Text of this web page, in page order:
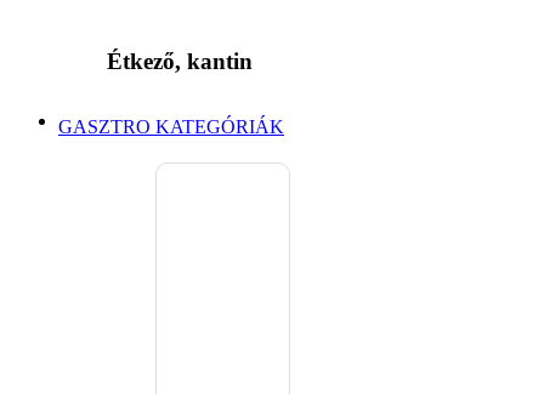
Étkező, kantin
GASZTRO KATEGÓRIÁK